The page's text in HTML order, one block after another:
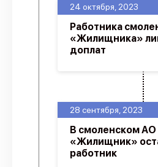
Политика
28 сентября, 2023
В смоленском АО
«Жилищник»
работник
24 октября, 2023
Работника
«Жилищника»
доплат